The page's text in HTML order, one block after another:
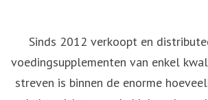
Sinds 2012 verkoopt en
voedingsupplementen van enkel
streven is binnen de enorme